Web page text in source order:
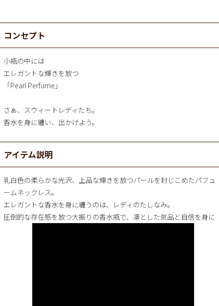
コンセプト
小瓶の中には
エレガントな輝きを放つ
「Pearl Perfume」
さぁ、スウィートレディたち。
香水を身に纏い、出かけよう。
アイテム説明
乳白色の柔らかな光沢、上品な輝きを放つパールを封じこめたパフュ
ームネックレス。
エレガントな香水を身に纏うのは、レディのたしなみ。
圧倒的な存在感を放つ大振りの香水瓶で、凛とした気品と自信を身に